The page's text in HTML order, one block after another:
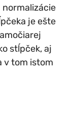
je ešte
stĺpček, aj
v tom istom